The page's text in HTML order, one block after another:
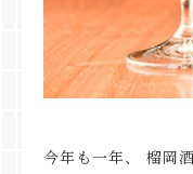
今年も一年、 榴岡